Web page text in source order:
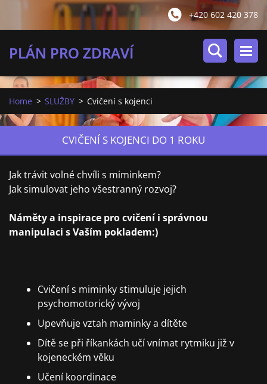
+420 602 420 378
PLÁN PRO ZDRAVÍ
Home > SLUŽBY > Cvičení s kojenci
CVIČENÍ S KOJENCI DO 1 ROKU
Jak trávit volné chvíli s miminkem?
Jak simulovat jeho všestranný rozvoj?
Náměty a inspirace pro cvičení i správnou
manipulaci s Vaším pokladem:)
Cvičení s miminky stimuluje jejich
psychomotorický vývoj
Upevňuje vztah maminky a dítěte
Dítě se při říkankách učí vnímat rytmiku již v
kojeneckém věku
Učení koordinace